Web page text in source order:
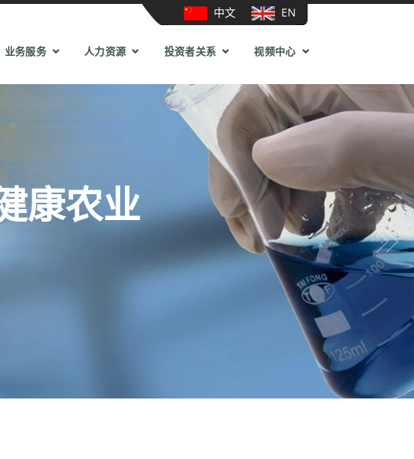
中文 EN
业务服务 人力资源 投资者关系 视频中心
康农业
Next